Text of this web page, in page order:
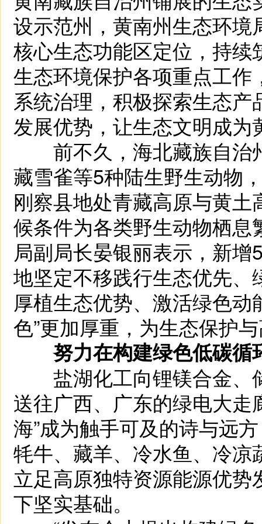
设示范州，黄南州生态环
核心生态功能区定位，持
生态环境保护各项重点工
系统治理，积极探索生态
发展优势，让生态文明成
前不久，海北藏族自治
藏雪雀等5种陆生野生动物
刚察县地处青藏高原与黄
候条件为各类野生动物栖
局副局长晏银丽表示，新
地坚定不移践行生态优先
厚植生态优势、激活绿色动
色”更加厚重，为生态保护
努力在构建绿色低碳循
盐湖化工向锂镁合金、
送往广西、广东的绿电大走
海”成为触手可及的诗与远
牦牛、藏羊、冷水鱼、冷
立足高原独特资源能源优势
下坚实基础。